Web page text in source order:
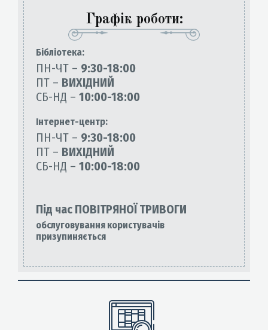
Графік роботи:
Бiблiотека:
ПН-ЧТ – 9:30-18:00
ПТ – ВИХІДНИЙ
СБ-НД – 10:00-18:00
Інтернет-центр:
ПН-ЧТ – 9:30-18:00
ПТ – ВИХІДНИЙ
СБ-НД – 10:00-18:00
Під час ПОВІТРЯНОЇ ТРИВОГИ
обслуговування користувачів
призупиняється